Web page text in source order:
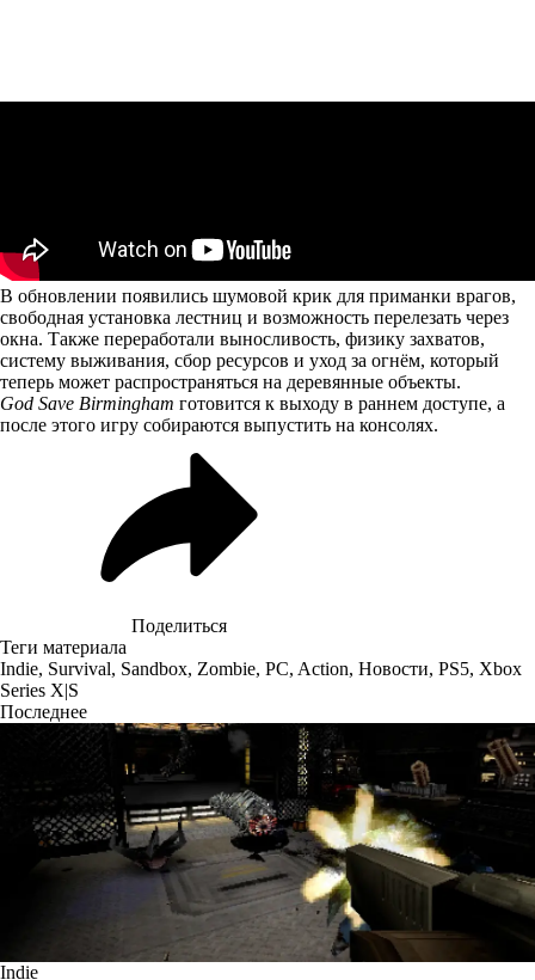
В обновлении появились шумовой крик для приманки врагов,
свободная установка лестниц и возможность перелезать через
окна. Также переработали выносливость, физику захватов,
систему выживания, сбор ресурсов и уход за огнём, который
теперь может распространяться на деревянные объекты.
God Save Birmingham готовится к выходу в раннем доступе, а
после этого игру собираются выпустить на консолях.
Поделиться
Теги материала
Indie, Survival, Sandbox, Zombie, PC, Action, Новости, PS5, Xbox
Series X|S
Последнее
Indie